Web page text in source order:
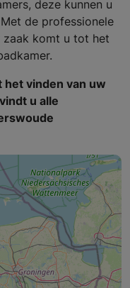
deze kunnen u
de professionele
zaak komt u tot het
het vinden van uw
u alle